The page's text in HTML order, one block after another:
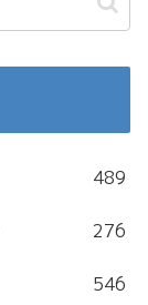
489
276
546